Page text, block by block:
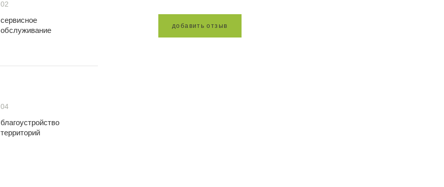
02
сервисное
обслуживание
04
благоустройство
территорий
до бавить о тз ыв